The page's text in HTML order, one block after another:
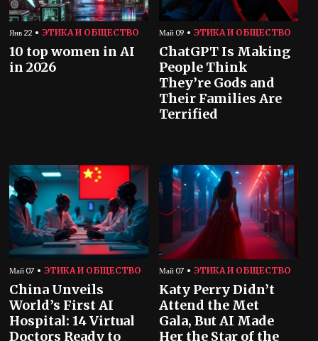
Янв 22 ЭТИКА И ОБЩЕСТВО
10 top women in AI
in 2026
Май 09 ЭТИКА И ОБЩЕСТВО
ChatGPT Is Making
People Think
They’re Gods and
Their Families Are
Terrified
Май 07 ЭТИКА И ОБЩЕСТВО
China Unveils
World’s First AI
Hospital: 14 Virtual
Doctors Ready to
Май 07 ЭТИКА И ОБЩЕСТВО
Katy Perry Didn’t
Attend the Met
Gala, But AI Made
Her the Star of the